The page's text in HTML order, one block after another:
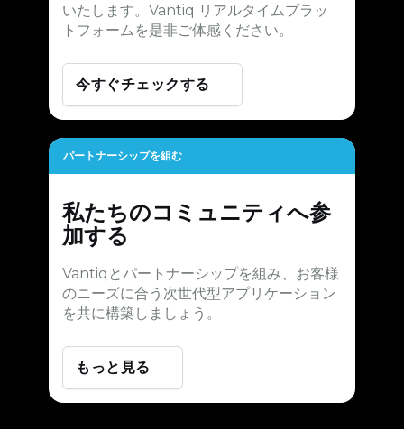
いたします。Vantiq リアルタイムプラッ
トフォームを是非ご体感ください。
今すぐチェックする
パートナーシップを組む
私たちのコミュニティへ参
加する
Vantiqとパートナーシップを組み、お客様
のニーズに合う次世代型アプリケーション
を共に構築しましょう。
もっと見る